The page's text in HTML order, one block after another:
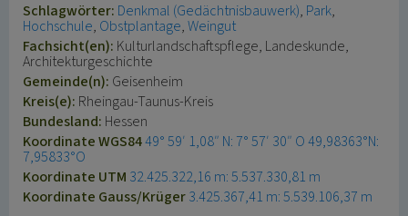
Schlagwörter: Denkmal (Gedächtnisbauwerk) Park
Hochschule Obstplantage Weingut
Fachsicht(en): Kulturlandschaftspflege, Landeskunde,
Architekturgeschichte
Gemeinde(n): Geisenheim
Kreis(e): Rheingau-Taunus-Kreis
Bundesland: Hessen
Koordinate WGS8449° 59′ 1,08″ N: 7° 57′ 30″ O49,98363°N:
7,95833°O
Koordinate UTM 32.425.322,16 m: 5.537.330,81 m
Koordinate Gauss/Krüger3.425.367,41 m: 5.539.106,37 m